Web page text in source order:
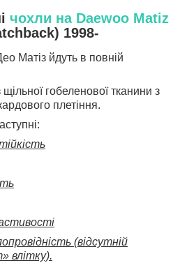
чохли на Daewoo Matiz
1998-
Матіз йдуть в повній
гобеленової тканини з
плетіння.
(відсутній
влітку).